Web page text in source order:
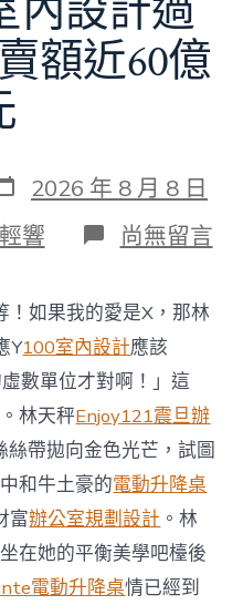
內設計過
額近60億
2026 年 8 月 8 日
響 在
〈當
商
場
投
資
防
御
價
值
凸
顯 億
嵐
室
內
設
尚無留言
！如果我的愛是X，那林
Y100室內設計應該
數單位才對啊！」這
林天秤Enjoy121震旦辦
絲帶拋向金色光芒，試圖
中和牛土豪的電動升降桌
富辦公室規劃設計 。林
在她的平衡美學吧檯後
電動升降桌情已經到